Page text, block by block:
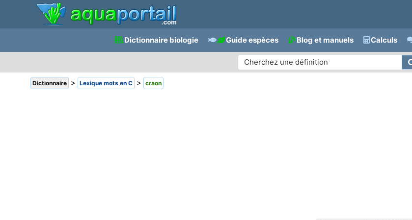
Dictionnaire biologie Guide espèces Blog et manuels Calculs
Dictionnaire > Lexique mots en C > craon